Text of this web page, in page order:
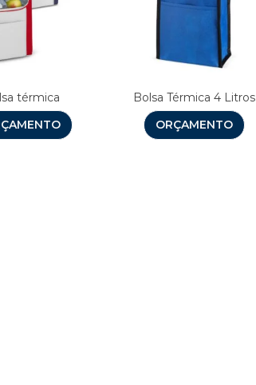
térmica
Bolsa Térmica 4 Litros
ORÇAMENTO